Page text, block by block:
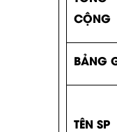
CỘNG
BẢNG
TÊN SP